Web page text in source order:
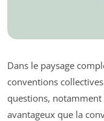
Dans le paysage
conventions
questions, notamment
avantageux que la